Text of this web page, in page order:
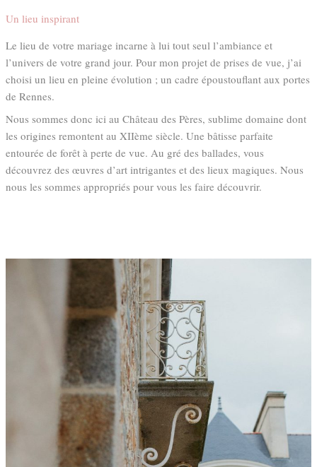
Un lieu inspirant
Le lieu de votre mariage incarne à lui tout seul l’ambiance et
l’univers de votre grand jour. Pour mon projet de prises de vue, j’ai
choisi un lieu en pleine évolution ; un cadre époustouflant aux portes
de Rennes.
Nous sommes donc ici au Château des Pères, sublime domaine dont
les origines remontent au XIIème siècle. Une bâtisse parfaite
entourée de forêt à perte de vue. Au gré des ballades, vous
découvrez des œuvres d’art intrigantes et des lieux magiques. Nous
nous les sommes appropriés pour vous les faire découvrir.